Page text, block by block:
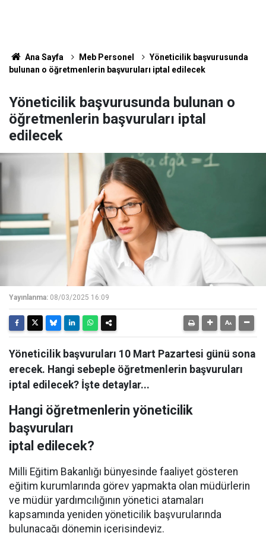
Ana Sayfa Meb Personel
Yöneticilik başvurusunda
bulunan o öğretmenlerin başvuruları iptal edilecek
Yöneticilik başvurusunda bulunan o
öğretmenlerin başvuruları iptal
edilecek
Yayınlanma: 08/03/2025 16:09
Yöneticilik başvuruları 10 Mart Pazartesi günü sona
erecek. Hangi sebeple öğretmenlerin başvuruları
iptal edilecek? İşte detaylar...
Hangi öğretmenlerin yöneticilik
başvuruları
iptal edilecek?
Milli Eğitim Bakanlığı bünyesinde faaliyet gösteren
eğitim kurumlarında görev yapmakta olan müdürlerin
ve müdür yardımcılığının yönetici atamaları
kapsamında yeniden yöneticilik başvurularında
bulunacağı dönemin içerisindeyiz.